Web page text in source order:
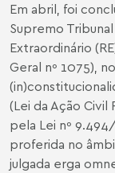
Em abril, foi
Supremo
Extraordinário
Geral nº 1075),
(Lei da Ação Civil
pela Lei nº
proferida no
julgada erga